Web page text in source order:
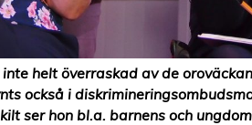
inte helt överraskad av de
också i
ser hon bl.a. barnens och